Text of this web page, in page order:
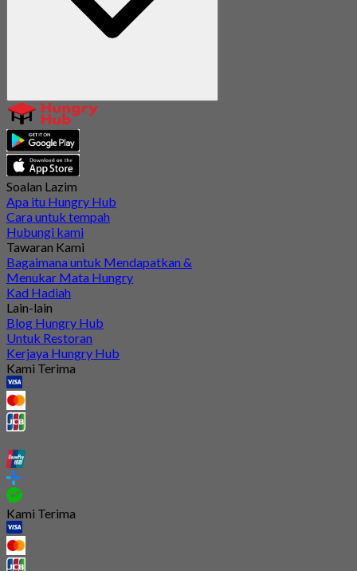
Soalan Lazim
Apa itu Hungry Hub
Cara untuk tempah
Hubungi kami
Tawaran Kami
Bagaimana untuk Mendapatkan &
Menukar Mata Hungry
Kad Hadiah
Lain-lain
Blog Hungry Hub
Untuk Restoran
Kerjaya Hungry Hub
Kami Terima
Kami Terima